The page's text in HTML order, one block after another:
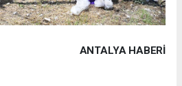
ANTALYA HABERİ